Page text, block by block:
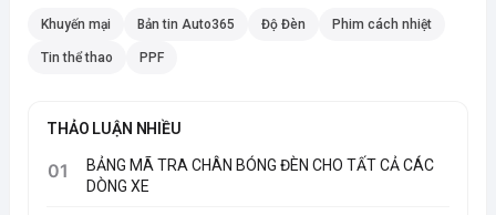
Khuyến mại Bản tin Auto365 Độ Đèn Phim cách nhiệt
Tin thể thao PPF
THẢO LUẬN NHIỀU
01
BẢNG MÃ TRA CHÂN BÓNG ĐÈN CHO TẤT CẢ CÁC
DÒNG XE